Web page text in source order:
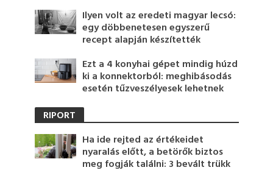
Ilyen volt az eredeti magyar lecsó:
egy döbbenetesen egyszerű
recept alapján készítették
Ezt a 4 konyhai gépet mindig húzd
ki a konnektorból: meghibásodás
esetén tűzveszélyesek lehetnek
RIPORT
Ha ide rejted az értékeidet
nyaralás előtt, a betörők biztos
meg fogják találni: 3 bevált trükk